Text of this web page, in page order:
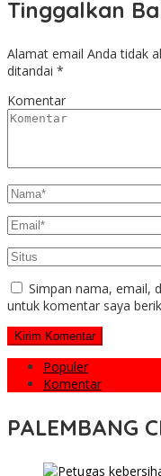
Tinggalkan
Alamat email Anda tidak
ditandai *
Komentar
Simpan nama, email,
untuk komentar saya
Populer
Komentar
PALEMBANG